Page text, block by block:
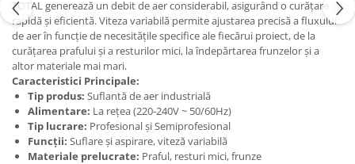
TOTAL generează un debit de aer considerabil, asigurând o curățare
rapidă și eficientă. Viteza variabilă permite ajustarea precisă a fluxului
de aer în funcție de necesitățile specifice ale fiecărui proiect, de la
curățarea prafului și a resturilor mici, la îndepărtarea frunzelor și a
altor materiale mai mari.
Caracteristici Principale:
Tip produs: Suflantă de aer industrială
Alimentare: La rețea (220-240V ~ 50/60Hz)
Tip lucrare: Profesional și Semiprofesional
Funcții: Suflare și aspirare, viteză variabilă
Materiale prelucrate: Praful, resturi mici, frunze